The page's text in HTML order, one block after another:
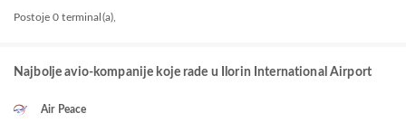
Postoje 0 terminal(a),
Najbolje avio-kompanije koje rade u Ilorin International Airport
Air Peace